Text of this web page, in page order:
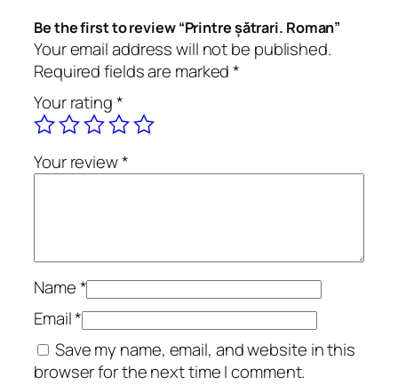
i
.
R
m
a
n
q
t
i
t
y
Be the first to review “Printre șătrari. Roman”
Your email address will not be published.
Required fields are marked*
Your rating*
Your review*
Name*
Email*
Save my name, email, and website in this
browser for the next time I comment.